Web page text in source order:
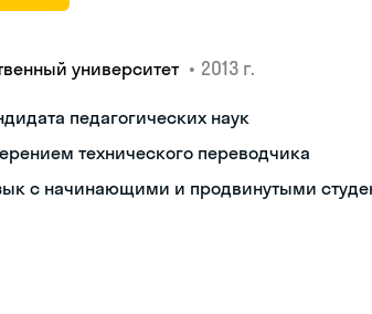
университет • 2013 г.
педагогических наук
технического переводчика
с начинающими и продвинутыми